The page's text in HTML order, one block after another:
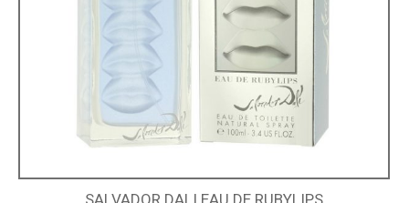
SALVADOR DALI EAU DE RUBYLIPS